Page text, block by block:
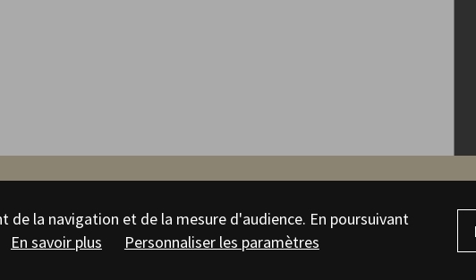
la navigation et de la mesure d'audience. En poursuivant
En savoir plus Personnaliser les paramètres